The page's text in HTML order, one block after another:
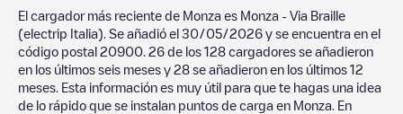
El cargador más reciente de Monza es Monza - Via Braille
(electrip Italia) . Se añadió el 30/05/2026 y se encuentra en el
código postal 20900 26 de los 128 cargadores se añadieron
en los últimos seis meses y 28 se añadieron en los últimos 12
meses. Esta información es muy útil para que te hagas una idea
de lo rápido que se instalan puntos de carga en Monza . En